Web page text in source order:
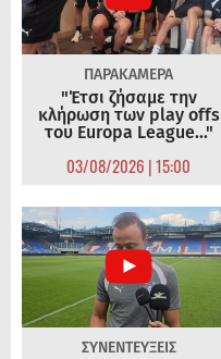
ΠΑΡΑΚΑΜΕΡΑ
"Έτσι ζήσαμε την
κλήρωση των play offs
του Europa League..."
03/08/2026 | 15:00
ΣΥΝΕΝΤΕΥΞΕΙΣ